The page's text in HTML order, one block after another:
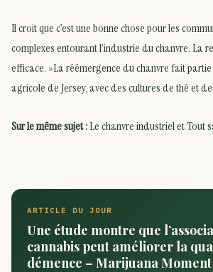
Il croit que c’est une bonne chose pour les
complexes entourant l’industrie du chanvre. La
efficace. »La réémergence du chanvre fait
agricole de Jersey, avec des cultures de thé et
Sur le même sujet :Le chanvre industrieletTout
ARTICLE DU JOUR
Une étude montre que
cannabis peut améliorer la
démence – Marijuana Moment